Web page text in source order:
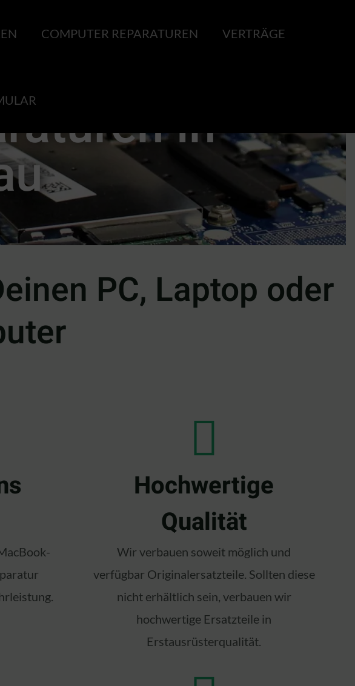
COMPUTER REPARATUREN VERTRÄGE
in
PC, Laptop oder
Hochwertige
Qualität
Wir verbauen soweit möglich und
verfügbar Originalersatzteile. Sollten diese
nicht erhältlich sein, verbauen wir
hochwertige Ersatzteile in
Erstausrüsterqualität.